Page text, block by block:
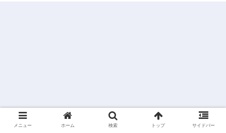
メニュー ホーム 検索 トップ サイドバー